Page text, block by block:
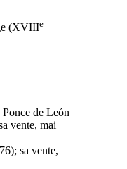
(XVIIIe
de León
vente, mai
sa vente,